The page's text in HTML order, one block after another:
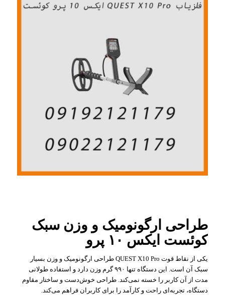
طراحی ارگونومیک و وزن سبک
کوئست ایکس ۱۰ پرو
یکی از نقاط قوت QUEST X10 Pro طراحی ارگونومیک و وزن بسیار
سبک آن است. این دستگاه تنها ۹۹۰ گرم وزن دارد و استفاده طولانی
مدت از آن کاربر را خسته نمی‌کند. طراحی خوش‌دست و ساختار مقاوم
دستگاه، تجربه‌ای راحت و کارآمد را برای کاربران فراهم می‌کند.